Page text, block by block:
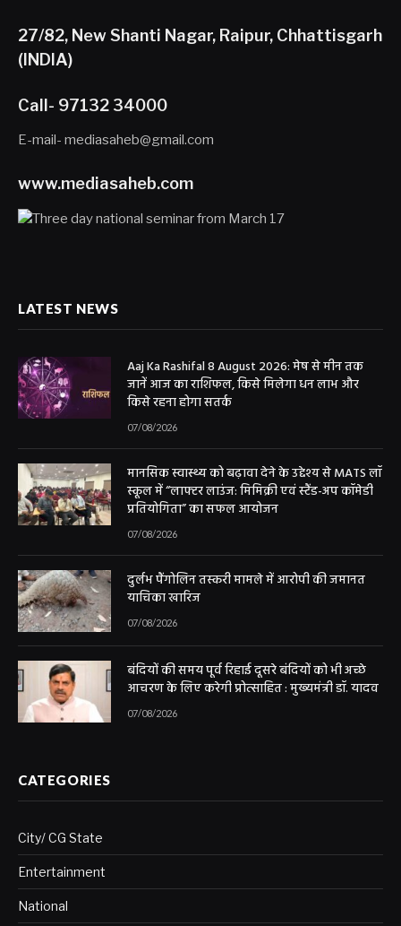
27/82, New Shanti Nagar, Raipur, Chhattisgarh
(INDIA)
Call- 97132 34000
E-mail- mediasaheb@gmail.com
www.mediasaheb.com
LATEST NEWS
Aaj Ka Rashifal 8 August 2026: मेष से मीन तक
जानें आज का राशिफल, किसे मिलेगा धन लाभ और
किसे रहना होगा सतर्क
07/08/2026
मानसिक स्वास्थ्य को बढ़ावा देने के उद्देश्य से MATS लॉ
स्कूल में “लाफ्टर लाउंज: मिमिक्री एवं स्टैंड-अप कॉमेडी
प्रतियोगिता” का सफल आयोजन
07/08/2026
दुर्लभ पैंगोलिन तस्करी मामले में आरोपी की जमानत
याचिका खारिज
07/08/2026
बंदियों की समय पूर्व रिहाई दूसरे बंदियों को भी अच्छे
आचरण के लिए करेगी प्रोत्साहित : मुख्यमंत्री डॉ. यादव
07/08/2026
CATEGORIES
City/ CG State
Entertainment
National